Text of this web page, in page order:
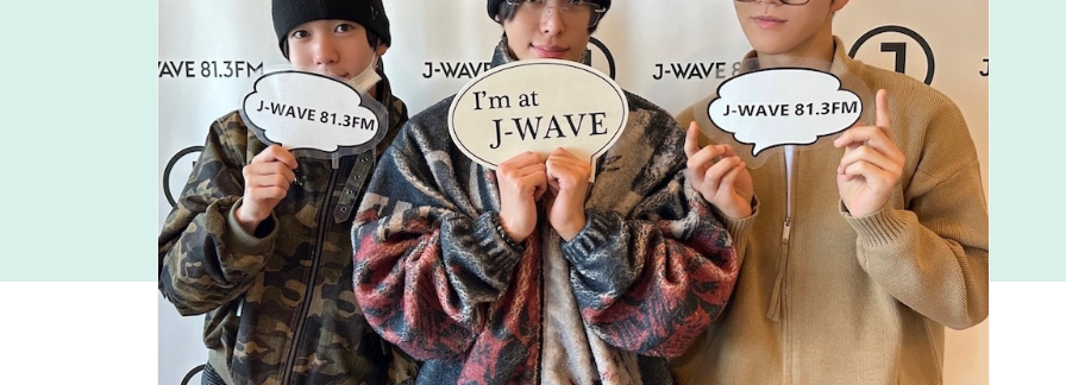
社会
国内、海外の気になるトピック